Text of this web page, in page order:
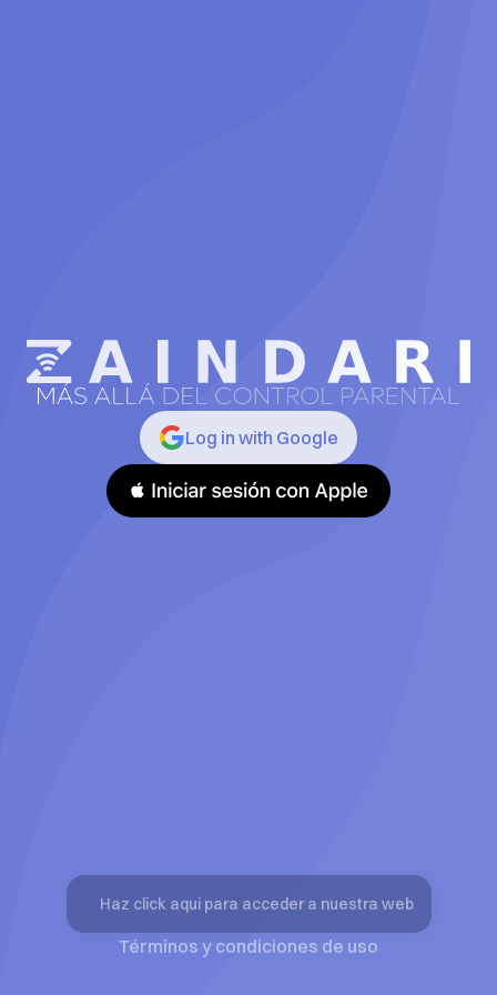
Log in with Google
Haz click aqui para acceder a nuestra web
Términos y condiciones de uso